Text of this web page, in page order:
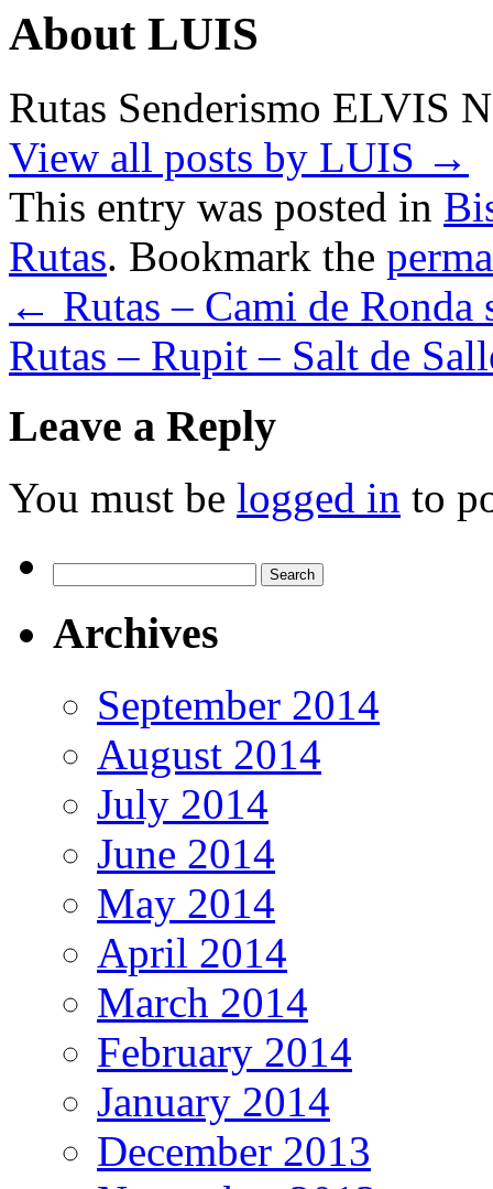
About LUIS
Rutas Senderismo ELVIS
View all posts by LUIS →
This entry was posted in
Rutas. Bookmark the
← Rutas – Cami de Ronda
Rutas – Rupit – Salt de
Leave a Reply
You must be logged in to
for:
Archives
September 2014
August 2014
July 2014
June 2014
May 2014
April 2014
March 2014
February 2014
January 2014
December 2013